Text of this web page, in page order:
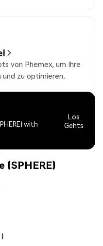
von Phemex, um Ihre
zu optimieren.
with
Los
Gehts
(SPHERE)
)